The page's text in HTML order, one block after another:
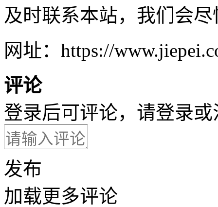
及时联系本站，我们会
网址：https://
评论
登录后可评论，请登录或
发布
加载更多评论